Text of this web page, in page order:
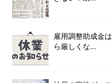
雇用調整助成金
ら厳しくな...